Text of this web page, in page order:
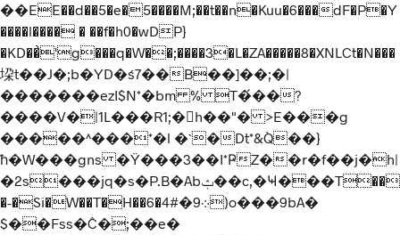
��EE��d��5�e�5����M;��t��n�Kuu�6���dF�P�Y
����l���� � ��f�h0�wDP}
�KD��͗'g���q�W��;����3�L�ZA�����8�XNLCt�N���
垜t��J�;b�YD�ś7��B��]��;�|
�������ezI$N*�bm % T�́��?
����V�|1L���R1;�h��"� >E���g
�����^���*�l �`�Dt*&Q̀��}
ћ�W���gns �Ÿ���3��I*ҎZ��r�f��j�h|
�2s���jq�s�P.B�Abݑ��c,�Ҹ���T��
�-�Si�W��T�H��6�܀9�#4)o���9bA�
$��Fss�Ĉ�;��e�